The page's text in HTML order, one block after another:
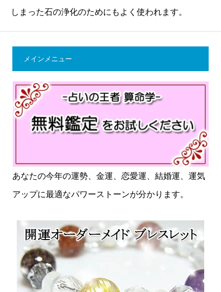
しまった石の浄化のためにもよく使われます。
メインメニュー
あなたの今年の運勢、金運、恋愛運、結婚運、運気
アップに最適なパワーストーンが分かります。